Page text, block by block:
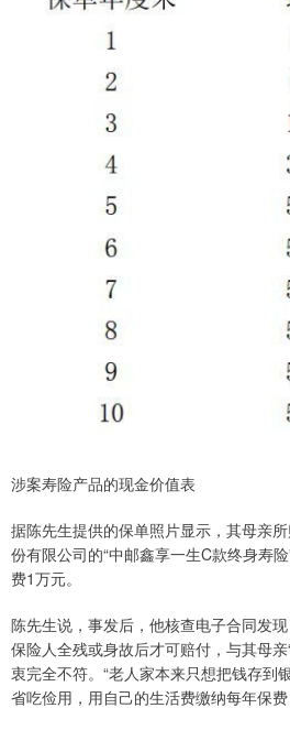
涉案寿险产品的现金价值表
据陈先生提供的保单照片显示，其母亲
份有限公司的“中邮鑫享一生C款终身寿
费1万元。
陈先生说，事发后，他核查电子合同发
保险人全残或身故后才可赔付，与其母
衷完全不符。“老人家本来只想把钱存到
省吃俭用，用自己的生活费缴纳每年保